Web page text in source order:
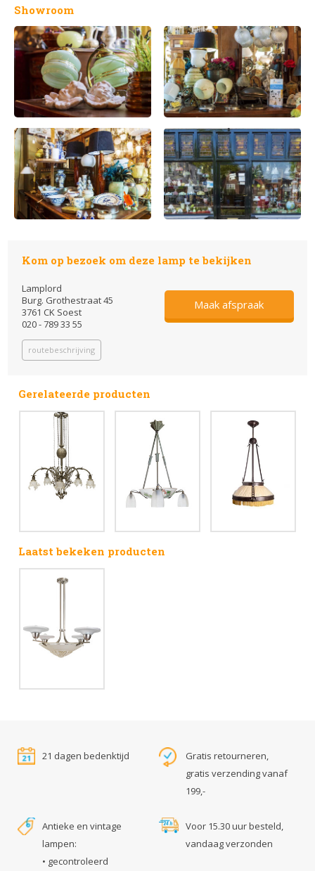
Showroom
Kom op bezoek om deze lamp te bekijken
Lamplord
Burg. Grothestraat 45
3761 CK Soest
020 - 789 33 55
routebeschrijving
Maak afspraak
Gerelateerde producten
Laatst bekeken producten
21 dagen bedenktijd
Gratis retourneren,
gratis verzending vanaf
199,-
Antieke en vintage
lampen:
• gecontroleerd
Voor 15.30 uur besteld,
vandaag verzonden